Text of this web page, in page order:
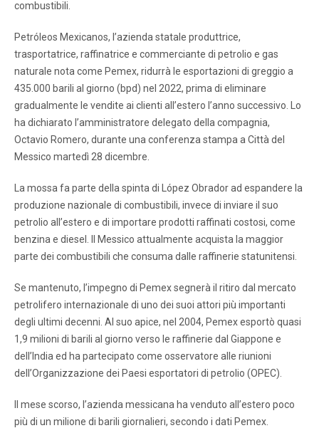
combustibili.
Petróleos Mexicanos, l’azienda statale produttrice,
trasportatrice, raffinatrice e commerciante di petrolio e gas
naturale nota come Pemex, ridurrà le esportazioni di greggio a
435.000 barili al giorno (bpd) nel 2022, prima di eliminare
gradualmente le vendite ai clienti all’estero l’anno successivo. Lo
ha dichiarato l’amministratore delegato della compagnia,
Octavio Romero, durante una conferenza stampa a Città del
Messico martedì 28 dicembre.
La mossa fa parte della spinta di López Obrador ad espandere la
produzione nazionale di combustibili, invece di inviare il suo
petrolio all’estero e di importare prodotti raffinati costosi, come
benzina e diesel. Il Messico attualmente acquista la maggior
parte dei combustibili che consuma dalle raffinerie statunitensi.
Se mantenuto, l’impegno di Pemex segnerà il ritiro dal mercato
petrolifero internazionale di uno dei suoi attori più importanti
degli ultimi decenni. Al suo apice, nel 2004, Pemex esportò quasi
1,9 milioni di barili al giorno verso le raffinerie dal Giappone e
dell’India ed ha partecipato come osservatore alle riunioni
dell’Organizzazione dei Paesi esportatori di petrolio (OPEC).
Il mese scorso, l’azienda messicana ha venduto all’estero poco
più di un milione di barili giornalieri, secondo i dati Pemex.